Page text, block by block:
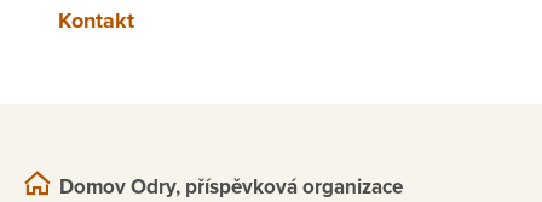
Kontakt
Domov Odry, příspěvková organizace